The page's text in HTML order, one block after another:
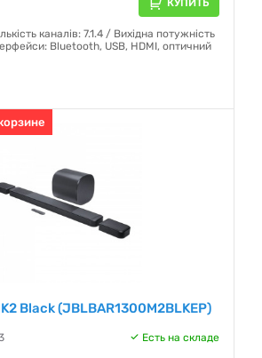
каналів: 7.1.4 / Вихідна потужність
Bluetooth, USB, HDMI, оптичний
Black (JBLBAR1300M2BLKEP)
Есть на складе